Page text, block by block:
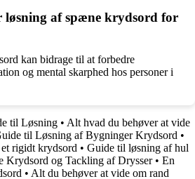
løsning af spæne krydsord for
kan bidrage til at forbedre
og mental skarphed hos personer i
til Løsning • Alt hvad du behøver at vide
til Løsning af Bygninger Krydsord •
rigidt krydsord • Guide til løsning af hul
Krydsord og Tackling af Drysser• En
• Alt du behøver at vide om rand